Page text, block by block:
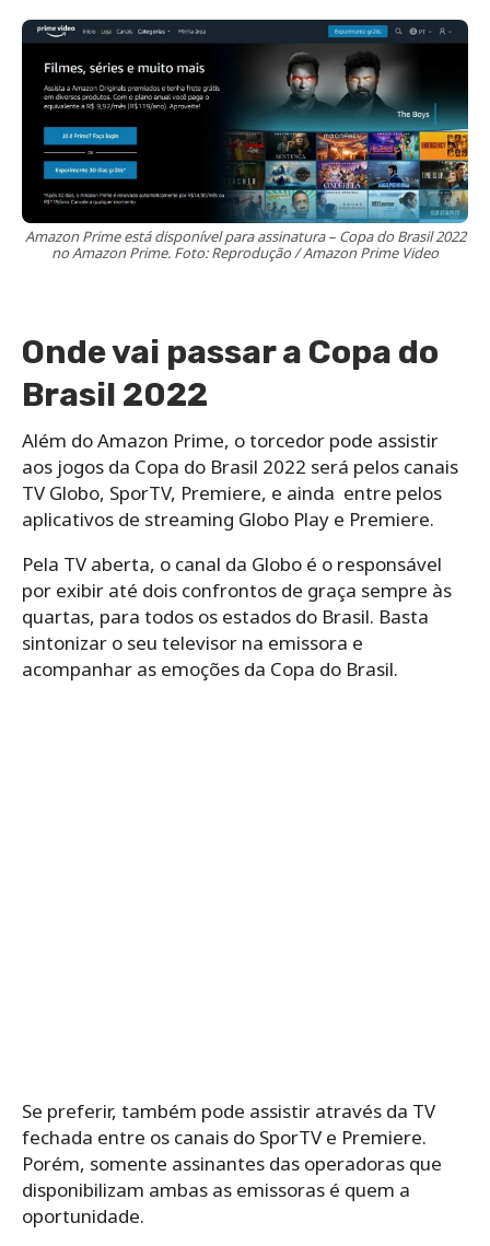
Amazon Prime está disponível para assinatura – Copa do Brasil 2022
no Amazon Prime. Foto: Reprodução / Amazon Prime Video
Onde vai passar a Copa do
Brasil 2022
Além do Amazon Prime, o torcedor pode assistir
aos jogos da Copa do Brasil 2022 será pelos canais
TV Globo, SporTV, Premiere, e ainda entre pelos
aplicativos de streaming Globo Play e Premiere.
Pela TV aberta, o canal da Globo é o responsável
por exibir até dois confrontos de graça sempre às
quartas, para todos os estados do Brasil. Basta
sintonizar o seu televisor na emissora e
acompanhar as emoções da Copa do Brasil.
Se preferir, também pode assistir através da TV
fechada entre os canais do SporTV e Premiere.
Porém, somente assinantes das operadoras que
disponibilizam ambas as emissoras é quem a
oportunidade.